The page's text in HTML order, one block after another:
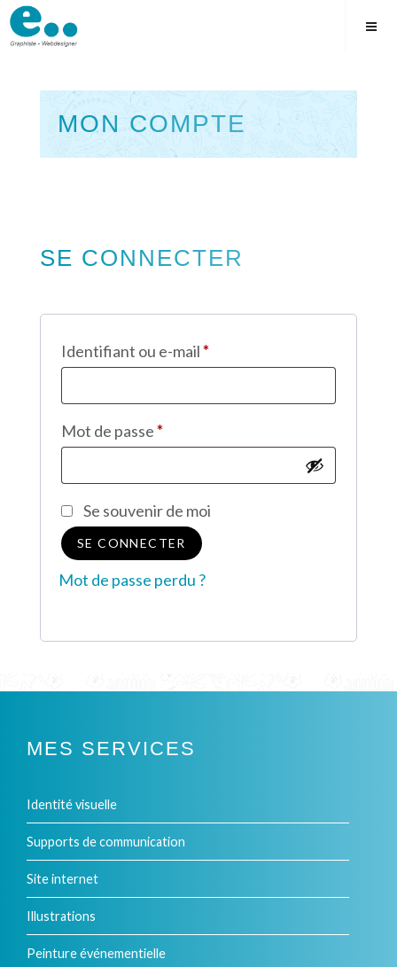
Skip
to
MON COMPTE
SE CONNECTER
Identifiant ou e-mail*Obligatoire
Mot de passe*Obligatoire
Se souvenir de moi
SE CONNECTER
Mot de passe perdu ?
MES SERVICES
Identité visuelle
Supports de communication
Site internet
Illustrations
Peinture événementielle